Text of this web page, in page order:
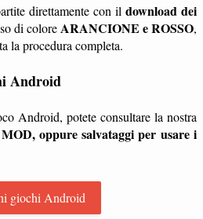
direttamente con il download dei
di coloreARANCIONE e ROSSO,
la procedura completa.
Android
Android, potete consultare la nostra
oppure salvataggi per usare i
giochi Android